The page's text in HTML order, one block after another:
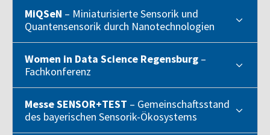
MiQSeN – Miniaturisierte Sensorik und
Quantensensorik durch Nanotechnologien
Women in Data Science Regensburg –
Fachkonferenz
Messe SENSOR+TEST – Gemeinschaftsstand
des bayerischen Sensorik-Ökosystems